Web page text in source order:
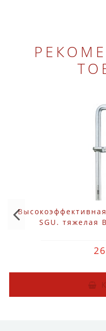
SGU. тяжелая